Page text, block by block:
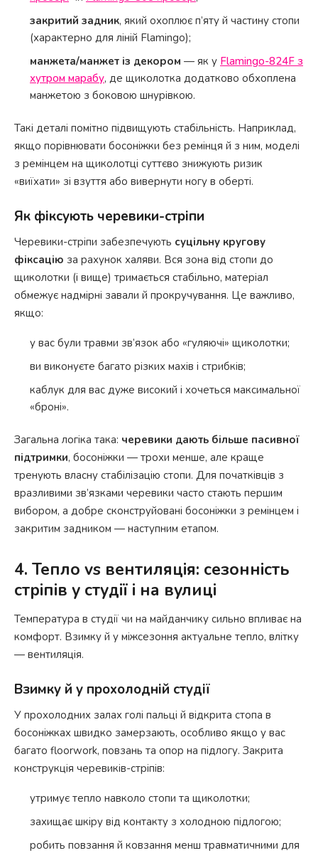
закритий задник, який охоплює п’яту й частину стопи
(характерно для ліній Flamingo);
манжета/манжет із декором — як у Flamingo-824F з
хутром марабу, де щиколотка додатково обхоплена
манжетою з боковою шнурівкою.
Такі деталі помітно підвищують стабільність. Наприклад,
якщо порівнювати босоніжки без ремінця й з ним, моделі
з ремінцем на щиколотці суттєво знижують ризик
«виїхати» зі взуття або вивернути ногу в оберті.
Як фіксують черевики-стріпи
Черевики-стріпи забезпечують суцільну кругову
фіксацію за рахунок халяви. Вся зона від стопи до
щиколотки (і вище) тримається стабільно, матеріал
обмежує надмірні завали й прокручування. Це важливо,
якщо:
у вас були травми зв’язок або «гуляючі» щиколотки;
ви виконуєте багато різких махів і стрибків;
каблук для вас дуже високий і хочеться максимальної
«броні».
Загальна логіка така: черевики дають більше пасивної
підтримки, босоніжки — трохи менше, але краще
тренують власну стабілізацію стопи. Для початківців з
вразливими зв’язками черевики часто стають першим
вибором, а добре сконструйовані босоніжки з ремінцем і
закритим задником — наступним етапом.
4. Тепло vs вентиляція: сезонність
стріпів у студії і на вулиці
Температура в студії чи на майданчику сильно впливає на
комфорт. Взимку й у міжсезоння актуальне тепло, влітку
— вентиляція.
Взимку й у прохолодній студії
У прохолодних залах голі пальці й відкрита стопа в
босоніжках швидко замерзають, особливо якщо у вас
багато floorwork, повзань та опор на підлогу. Закрита
конструкція черевиків-стріпів:
утримує тепло навколо стопи та щиколотки;
захищає шкіру від контакту з холодною підлогою;
робить повзання й ковзання менш травматичними для